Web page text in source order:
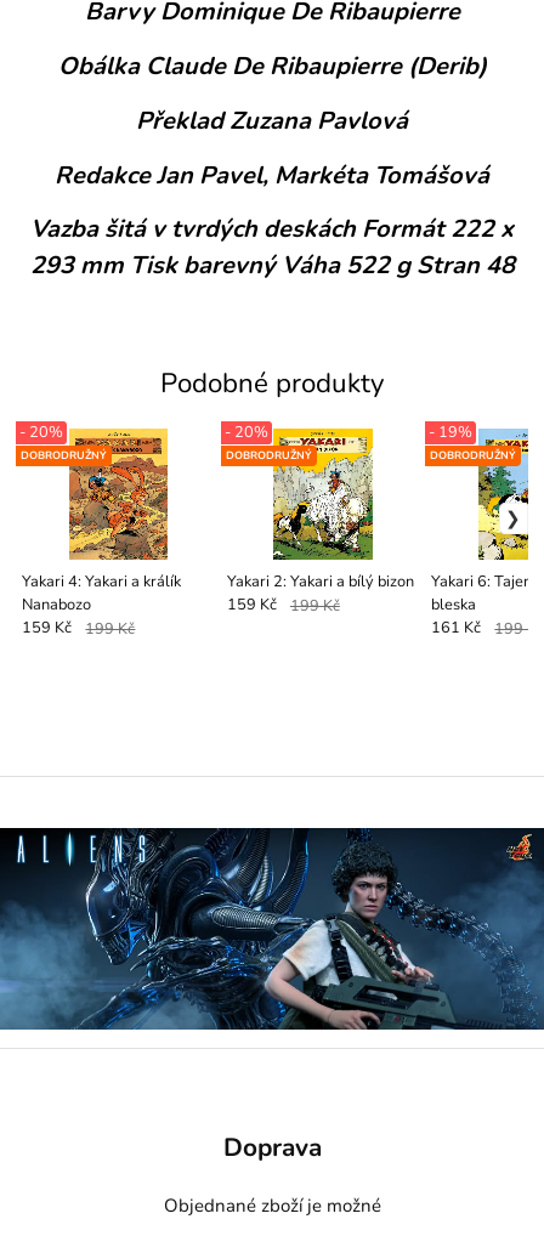
Barvy Dominique De Ribaupierre
Obálka Claude De Ribaupierre (Derib)
Překlad Zuzana Pavlová
Redakce Jan Pavel, Markéta Tomášová
Vazba šitá v tvrdých deskách Formát 222 x
293 mm Tisk barevný Váha 522 g Stran 48
Podobné produkty
Yakari 4: Yakari a králík
Nanabozo
DOBRODRUŽNÝ
- 20%
159 Kč 199 Kč
Yakari 2: Yakari a bílý bizon
DOBRODRUŽNÝ
- 20%
159 Kč 199 Kč
Yakari 6:
bleska
DOBRODRUŽNÝ
- 19%
161 Kč 199 Kč
Doprava
Objednané zboží je možné